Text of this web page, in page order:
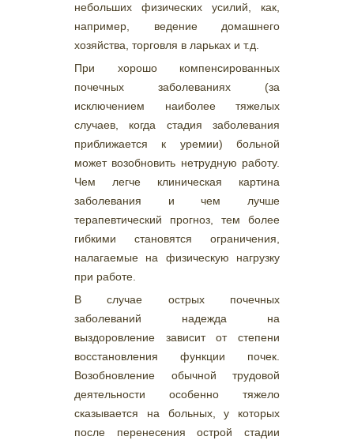
небольших физических усилий, как,
например, ведение домашнего
хозяйства, торговля в ларьках и т.д.
При хорошо компенсированных
почечных заболеваниях (за
исключением наиболее тяжелых
случаев, когда стадия заболевания
приближается к уремии) больной
может возобновить нетрудную работу.
Чем легче клиническая картина
заболевания и чем лучше
терапевтический прогноз, тем более
гибкими становятся ограничения,
налагаемые на физическую нагрузку
при работе.
В случае острых почечных
заболеваний надежда на
выздоровление зависит от степени
восстановления функции почек.
Возобновление обычной трудовой
деятельности особенно тяжело
сказывается на больных, у которых
после перенесения острой стадии